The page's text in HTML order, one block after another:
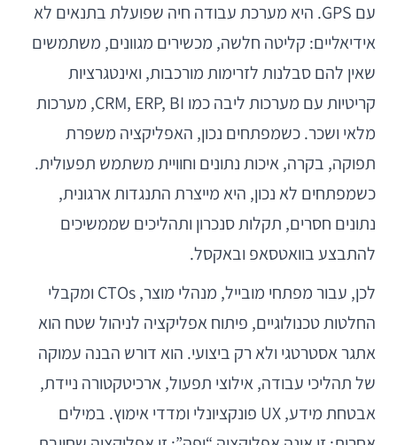
עם GPS. היא מערכת עבודה חיה שפועלת בתנאים לא
אידיאליים: קליטה חלשה, מכשירים מגוונים, משתמשים
שאין להם סבלנות לזרימות מורכבות, ואינטגרציות
קריטיות עם מערכות ליבה כמו CRM, ERP, BI, מערכות
מלאי ושכר. כשמפתחים נכון, האפליקציה משפרת
תפוקה, בקרה, איכות נתונים וחוויית משתמש תפעולית.
כשמפתחים לא נכון, היא מייצרת התנגדות ארגונית,
נתונים חסרים, תקלות סנכרון ותהליכים שממשיכים
להתבצע בוואטסאפ ובאקסל.
לכן, עבור מפתחי מובייל, מנהלי מוצר, CTOs ומקבלי
החלטות טכנולוגיים, פיתוח אפליקציה לניהול שטח הוא
אתגר אסטרטגי ולא רק ביצועי. הוא דורש הבנה עמוקה
של תהליכי עבודה, אילוצי תפעול, ארכיטקטורה ניידת,
אבטחת מידע, UX פונקציונלי ומדדי אימוץ. במילים